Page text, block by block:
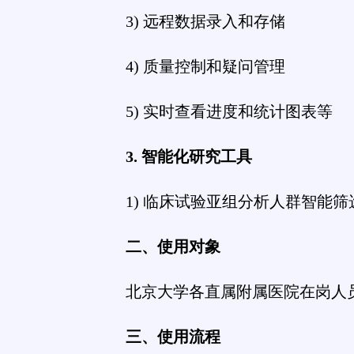
3) 远程数据录入和存储
4) 质量控制和疑问管理
5) 实时查看进度和统计图表等
3. 智能化研究工具
1) 临床试验亚组分析人群智能筛
二、使用对象
北京大学各直属附属医院在岗人
三、使用流程